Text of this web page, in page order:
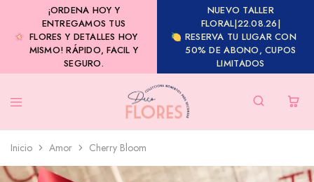
¡ORDENA HOY Y
ENTREGAMOS TUS
FLORES Y DETALLES HOY
MISMO! RÁPIDO, FACIL Y
SEGURO.
NUEVO TALLER
FLORAL|22.08.26|
RESERVA TU LUGAR CON
50% DE ABONO, CUPOS
LIMITADOS
Inicio Amor Cherry Bloom